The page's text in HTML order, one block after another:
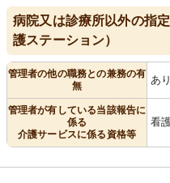
病院又は診療所以外の指
護ステーション）
管理者の他の職務との兼務の有
無
あり
管理者が有している当該報告に
係る
介護サービスに係る資格等
看